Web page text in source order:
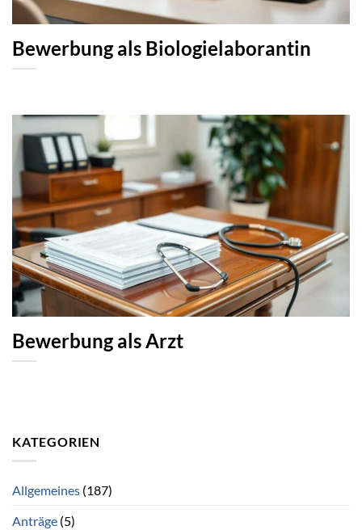
Bewerbung als Biologielaborantin
Bewerbung als Arzt
KATEGORIEN
Allgemeines (187)
Anträge (5)